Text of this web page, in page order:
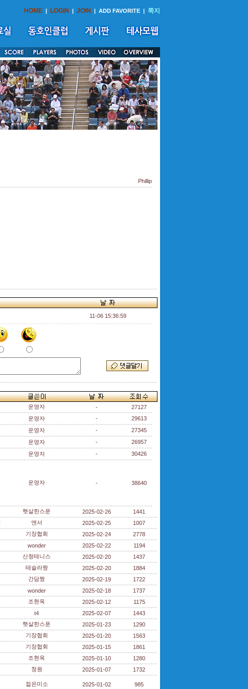
HOME | LOGIN | JOIN | ADD FAVORITE | 쪽지
Phillip
11-06 15:36:59
운영자 -
27127
운영자 -
29613
운영자 -
27345
운영자 -
26957
운영자 - 30426
운영자 - 38640
햇살한스푼 2025-02-26
1441
앤서 2025-02-25
1007
기장협회 2025-02-24
2778
wonder 2025-02-22
1194
산청테니스 2025-02-20
1437
테슬라짱 2025-02-20
1884
간담짱 2025-02-19
1722
wonder 2025-02-18
1737
조현옥 2025-02-12
1175
t4 2025-02-07
1443
햇살한스푼 2025-01-23
1290
기장협회 2025-01-20
1563
기장협회 2025-01-15
1861
조현옥 2025-01-10
1280
청원 2025-01-07 1732
젊은미소 2025-01-02 985